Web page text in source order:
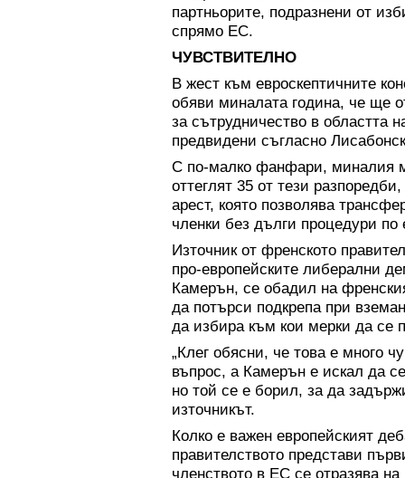
партньорите, подразнени от
спрямо ЕС.
ЧУВСТВИТЕЛНО
В жест към евроскептичните
обяви миналата година, че ще
за сътрудничество в областта
предвидени съгласно
С по-малко фанфари, миналия
оттеглят 35 от тези
арест, която позволява
членки без дълги процедури по
Източник от френското
про-европейските либерални
Камерън, се обадил на
да потърси подкрепа при
да избира към кои мерки да се
„Клег обясни, че това е много
въпрос, а Камерън е искал да
но той се е борил, за да
източникът.
Колко е важен европейският
правителството представи
членството в ЕС се отразява